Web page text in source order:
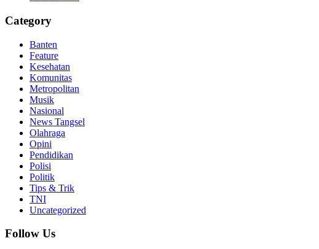
Category
Banten
Feature
Kesehatan
Komunitas
Metropolitan
Musik
Nasional
News Tangsel
Olahraga
Opini
Pendidikan
Polisi
Politik
Tips & Trik
TNI
Uncategorized
Follow Us